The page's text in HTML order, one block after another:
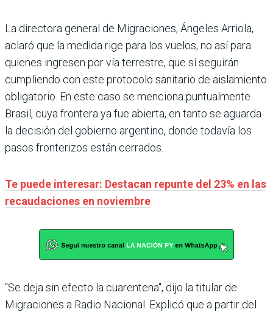
La directora general de Migraciones, Ángeles Arriola,
aclaró que la medida rige para los vuelos, no así para
quienes ingresen por vía terrestre, que sí seguirán
cumpliendo con este protocolo sanitario de aislamiento
obligatorio. En este caso se menciona puntualmente
Brasil, cuya frontera ya fue abierta, en tanto se aguarda
la decisión del gobierno argentino, donde todavía los
pasos fronterizos están cerrados.
Te puede interesar: Destacan repunte del 23% en las
recaudaciones en noviembre
“Se deja sin efecto la cuarentena", dijo la titular de
Migraciones a Radio Nacional. Explicó que a partir del